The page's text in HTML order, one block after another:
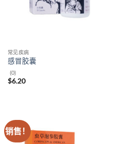
常见疾病
感冒胶囊
(0)
$6.20
销售！